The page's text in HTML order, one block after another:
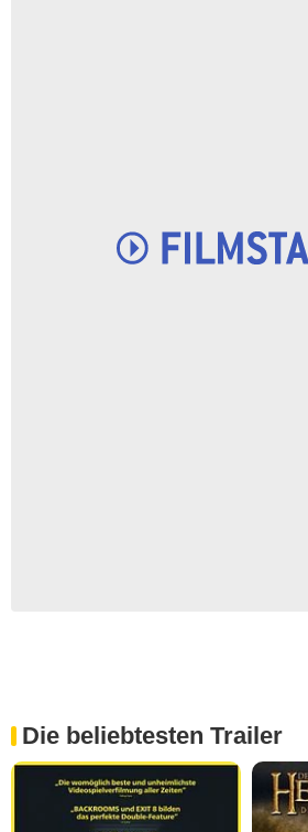
Die beliebtesten Trailer